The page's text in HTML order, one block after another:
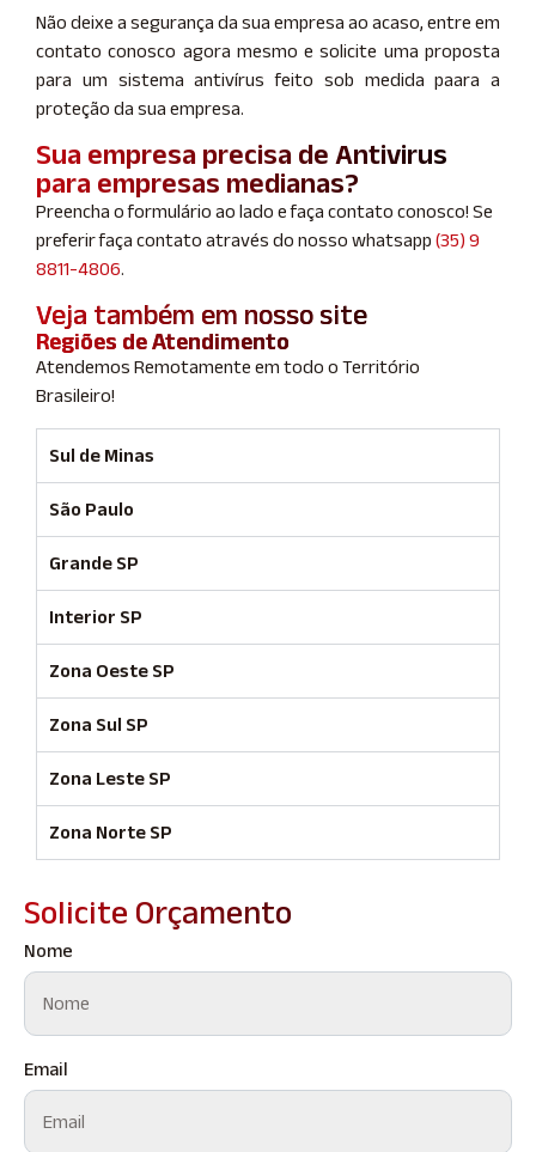
Não deixe a segurança da sua empresa ao acaso, entre em
contato conosco agora mesmo e solicite uma proposta
para um sistema antivírus feito sob medida paara a
proteção da sua empresa.
Sua empresa precisa de Antivirus
para empresas medianas?
Preencha o formulário ao lado e faça contato conosco! Se
preferir faça contato através do nosso whatsapp (35) 9
8811-4806.
Veja também em nosso site
Regiões de Atendimento
Atendemos Remotamente em todo o Território
Brasileiro!
Sul de Minas
São Paulo
Grande SP
Interior SP
Zona Oeste SP
Zona Sul SP
Zona Leste SP
Zona Norte SP
Solicite Orçamento
Nome
Email